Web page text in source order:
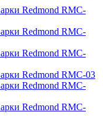
Redmond RMC-
Redmond RMC-
Redmond RMC-
Redmond RMC-03
Redmond RMC-
Redmond RMC-